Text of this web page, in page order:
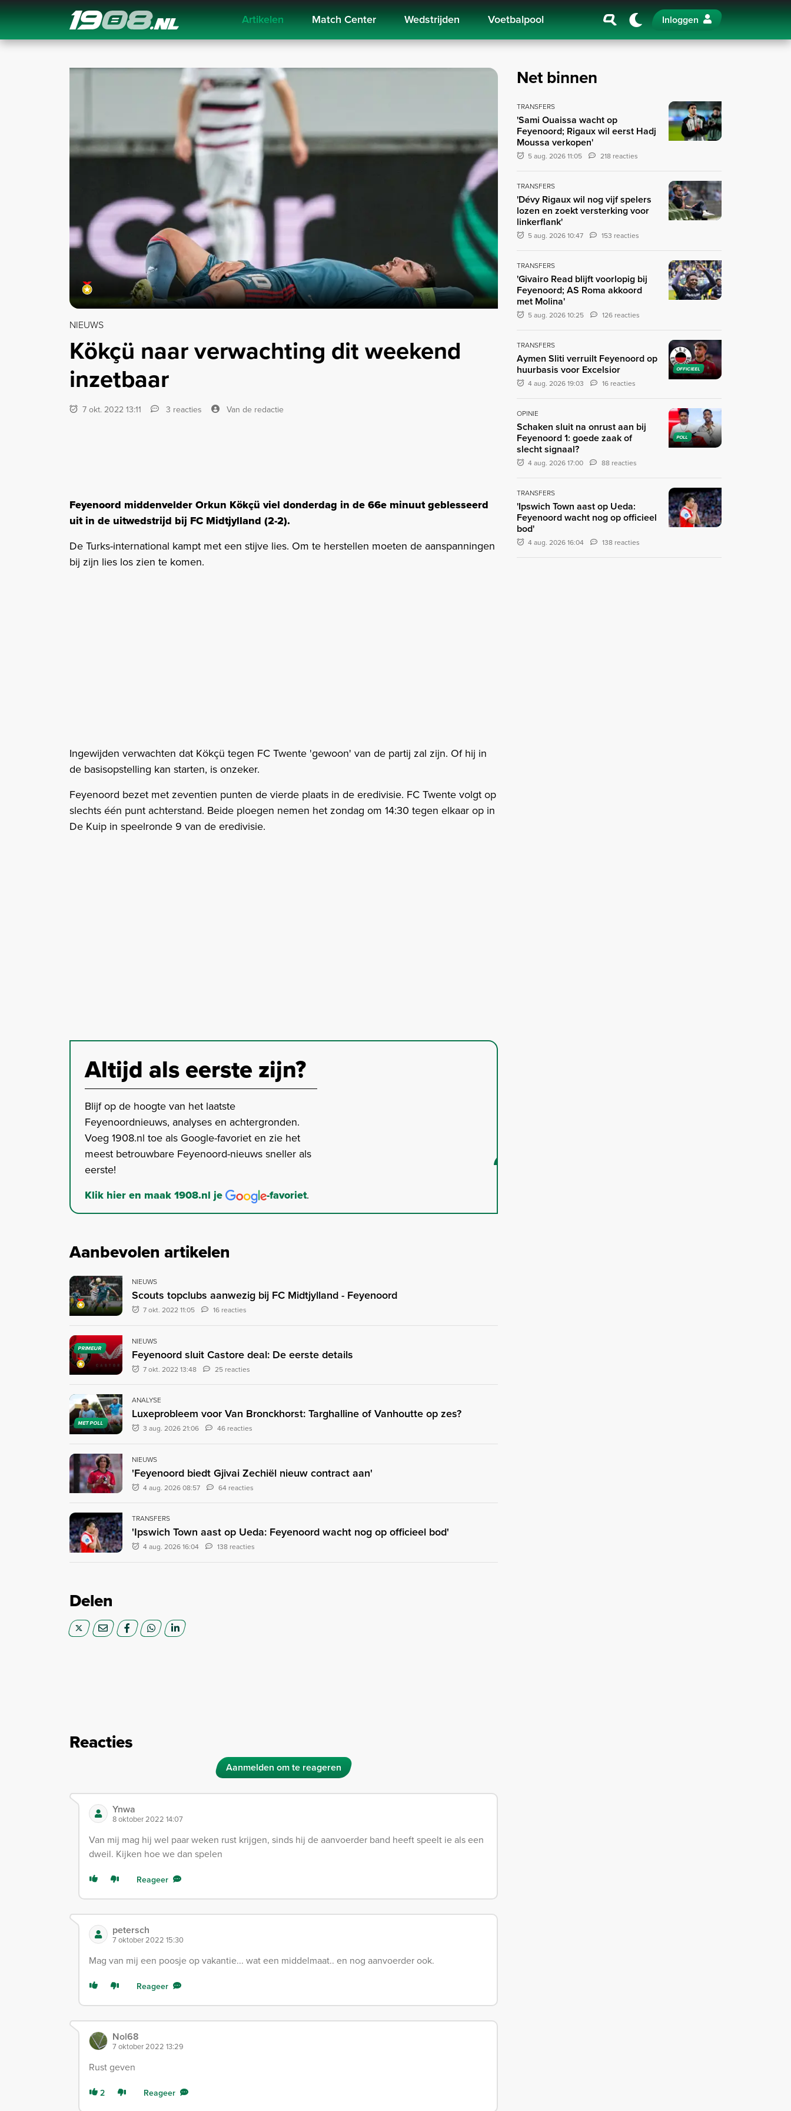
Navigation Artikelen Match Center Wedstrijden Voetbalpool Inloggen
NIEUWS
Kökçü naar verwachting dit weekend
inzetbaar
7 okt. 2022 13:11 3 reacties Van de redactie
Feyenoord middenvelder Orkun Kökçü viel donderdag in de 66e minuut geblesseerd
uit in de uitwedstrijd bij FC Midtjylland (2-2).
De Turks-international kampt met een stijve lies. Om te herstellen moeten de aanspanningen
bij zijn lies los zien te komen.
Ingewijden verwachten dat Kökçü tegen FC Twente 'gewoon' van de partij zal zijn. Of hij in
de basisopstelling kan starten, is onzeker.
Feyenoord bezet met zeventien punten de vierde plaats in de eredivisie. FC Twente volgt op
slechts één punt achterstand. Beide ploegen nemen het zondag om 14:30 tegen elkaar op in
De Kuip in speelronde 9 van de eredivisie.
Altijd als eerste zijn?
Blijf op de hoogte van het laatste
Feyenoordnieuws, analyses en achtergronden.
Voeg 1908.nl toe als Google-favoriet en zie het
meest betrouwbare Feyenoord-nieuws sneller als
eerste!
Klik hier en maak 1908.nl je
-favoriet.
Aanbevolen artikelen
NIEUWS
Scouts topclubs aanwezig bij FC Midtjylland - Feyenoord
7 okt. 2022 11:05 16 reacties
PRIMEUR
NIEUWS
Feyenoord sluit Castore deal: De eerste details
7 okt. 2022 13:48 25 reacties
MET POLL
ANALYSE
Luxeprobleem voor Van Bronckhorst: Targhalline of Vanhoutte op zes?
3 aug. 2026 21:06 46 reacties
NIEUWS
'Feyenoord biedt Gjivai Zechiël nieuw contract aan'
4 aug. 2026 08:57 64 reacties
TRANSFERS
'Ipswich Town aast op Ueda: Feyenoord wacht nog op officieel bod'
4 aug. 2026 16:04 138 reacties
Delen
Reacties
Aanmelden om te reageren
Ynwa
8 oktober 2022 14:07
Van mij mag hij wel paar weken rust krijgen, sinds hij de aanvoerder band heeft speelt ie als een
dweil. Kijken hoe we dan spelen
Reageer
petersch
7 oktober 2022 15:30
Mag van mij een poosje op vakantie... wat een middelmaat.. en nog aanvoerder ook.
Reageer
Nol68
7 oktober 2022 13:29
Rust geven
2 Reageer
Net binnen
TRANSFERS
'Sami Ouaissa wacht op
Feyenoord; Rigaux wil eerst Hadj
Moussa verkopen'
5 aug. 2026 11:05 218 reacties
TRANSFERS
'Dévy Rigaux wil nog vijf spelers
lozen en zoekt versterking voor
linkerflank'
5 aug. 2026 10:47 153 reacties
TRANSFERS
'Givairo Read blijft voorlopig bij
Feyenoord; AS Roma akkoord
met Molina'
5 aug. 2026 10:25 126 reacties
OFFICIEEL
TRANSFERS
Aymen Sliti verruilt Feyenoord op
huurbasis voor Excelsior
4 aug. 2026 19:03 16 reacties
POLL
OPINIE
Schaken sluit na onrust aan bij
Feyenoord 1: goede zaak of
slecht signaal?
4 aug. 2026 17:00 88 reacties
TRANSFERS
'Ipswich Town aast op Ueda:
Feyenoord wacht nog op officieel
bod'
4 aug. 2026 16:04 138 reacties